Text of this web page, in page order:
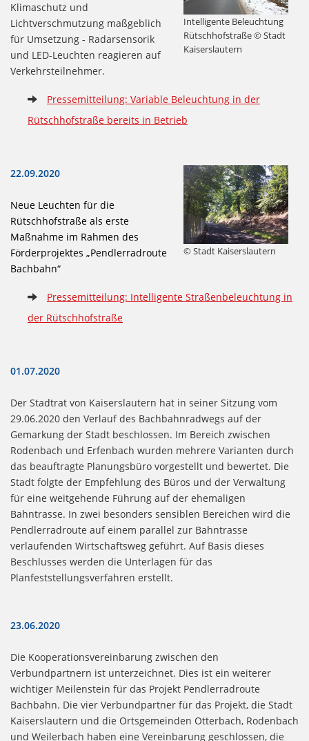
Intelligente Beleuchtung
Rütschhofstraße © Stadt
Kaiserslautern
Klimaschutz und
Lichtverschmutzung maßgeblich
für Umsetzung - Radarsensorik
und LED-Leuchten reagieren auf
Verkehrsteilnehmer.
Pressemitteilung: Variable Beleuchtung in der
Rütschhofstraße bereits in Betrieb
© Stadt Kaiserslautern
22.09.2020
Neue Leuchten für die
Rütschhofstraße als erste
Maßnahme im Rahmen des
Förderprojektes „Pendlerradroute
Bachbahn“
Pressemitteilung: Intelligente Straßenbeleuchtung in
der Rütschhofstraße
01.07.2020
Der Stadtrat von Kaiserslautern hat in seiner Sitzung vom
29.06.2020 den Verlauf des Bachbahnradwegs auf der
Gemarkung der Stadt beschlossen. Im Bereich zwischen
Rodenbach und Erfenbach wurden mehrere Varianten durch
das beauftragte Planungsbüro vorgestellt und bewertet. Die
Stadt folgte der Empfehlung des Büros und der Verwaltung
für eine weitgehende Führung auf der ehemaligen
Bahntrasse. In zwei besonders sensiblen Bereichen wird die
Pendlerradroute auf einem parallel zur Bahntrasse
verlaufenden Wirtschaftsweg geführt. Auf Basis dieses
Beschlusses werden die Unterlagen für das
Planfeststellungsverfahren erstellt.
23.06.2020
Die Kooperationsvereinbarung zwischen den
Verbundpartnern ist unterzeichnet. Dies ist ein weiterer
wichtiger Meilenstein für das Projekt Pendlerradroute
Bachbahn. Die vier Verbundpartner für das Projekt, die Stadt
Kaiserslautern und die Ortsgemeinden Otterbach, Rodenbach
und Weilerbach haben eine Vereinbarung geschlossen, die